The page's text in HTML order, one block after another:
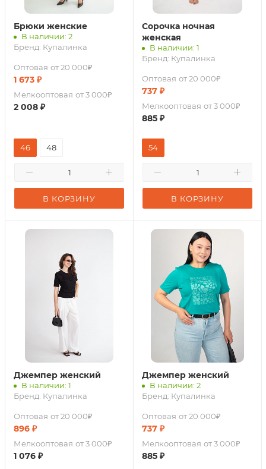
Брюки женские
В наличии: 2
Бренд: Купалинка
Оптовая от 20 000₽
1 673 ₽
Мелкооптовая от 3 000₽
2 008 ₽
В КОРЗИНУ
46 48
Сорочка ночная
женская
В наличии: 1
Бренд: Купалинка
Оптовая от 20 000₽
737 ₽
Мелкооптовая от 3 000₽
885 ₽
В КОРЗИНУ
54
Джемпер женский
В наличии: 1
Бренд: Купалинка
Оптовая от 20 000₽
896 ₽
Мелкооптовая от 3 000₽
1 076 ₽
Джемпер женский
В наличии: 2
Бренд: Купалинка
Оптовая от 20 000₽
737 ₽
Мелкооптовая от 3 000₽
885 ₽